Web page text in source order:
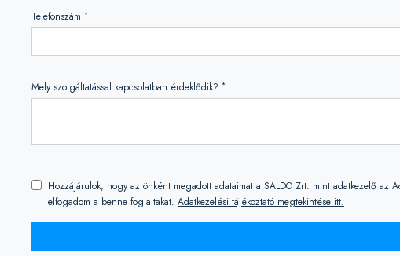
Telefonszám *
Mely szolgáltatással kapcsolatban érdeklődik? *
Hozzájárulok, hogy az önként megadott adataimat a SALDO Zrt. mint adatkezelő az
elfogadom a benne foglaltakat. Adatkezelési tájékoztató megtekintése itt.